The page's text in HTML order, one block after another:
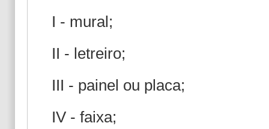
I - mural;
II - letreiro;
III - painel ou placa;
IV - faixa;